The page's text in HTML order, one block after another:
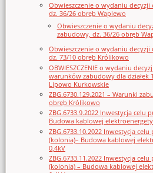
Obwieszczenie o wydaniu
dz. 36/26 obręb Waplewo
Obwieszczenie o wydaniu
zabudowy, dz. 36/26 obręb
Obwieszczenie o wydaniu
dz. 73/10 obręb Królikowo
OBWIESZCZENIE o wydaniu
warunków zabudowy dla działek
Lipowo Kurkowskie
ZBG.6730.129.2021 – Warunki
obręb Królikowo
ZBG.6733.9.2022 Inwestycja celu
Budowa kablowej
ZBG.6733.10.2022 Inwestycja
(kolonia)– Budowa kablowej
0,4kV
ZBG.6733.11.2022 Inwestycja
(kolonia) – Budowa kablowej